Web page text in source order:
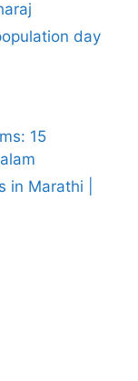
day
15
in Marathi |